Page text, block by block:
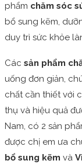
phẩm chăm sóc
bổ sung kẽm,
duy trì sức khỏe
Các sản phẩm
uống đơn giản,
chất cần thiết với
thụ và hiệu quả
Nam, có 2 sản
được chị em ưa
bổ sung kẽm và